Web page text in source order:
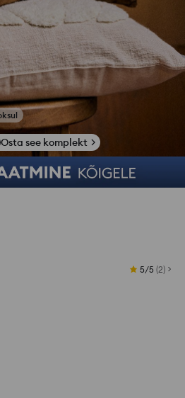
Osta see komplekt
5/5 (2)